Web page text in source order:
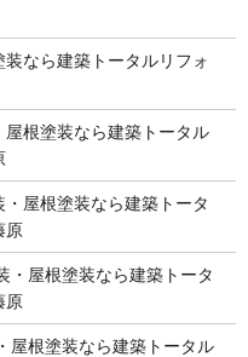
なら建築トータルリフォ
根塗装なら建築トータル
屋根塗装なら建築トータ
原
・屋根塗装なら建築トータ
原
屋根塗装なら建築トータル